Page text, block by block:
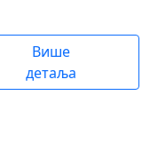
Више
детаља